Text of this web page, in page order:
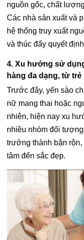
nguồn gốc, chất
Các nhà sản xuất và
hệ thống truy xuất
và thúc đẩy quyết
4. Xu hướng sử
hàng đa dạng, từ
Trước đây, yến sào
nữ mang thai hoặc
nhiên, hiện nay xu
nhiều nhóm đối
trưởng thành bận
tâm đến sắc đẹp.